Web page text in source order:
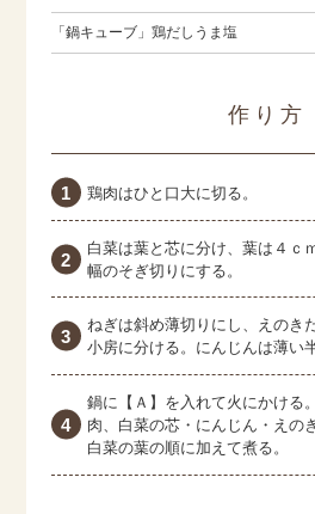
「鍋キューブ」鶏だしうま塩
作り方
鶏肉はひと口大に切る。
白菜は葉と芯に分け、葉は４ｃ
幅のそぎ切りにする。
ねぎは斜め薄切りにし、えのき
小房に分ける。にんじんは薄い
鍋に【Ａ】を入れて火にかける
肉、白菜の芯・にんじん・えの
白菜の葉の順に加えて煮る。